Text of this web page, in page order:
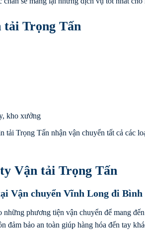
tải Trọng Tấn
kho xưởng
tải Trọng Tấn nhận vận chuyển tất cả các
Vận tải Trọng Tấn
Vận chuyển Vĩnh Long đi Bình
phương tiện vận chuyển để mang
đảm bảo an toàn giúp hàng hóa đến tay